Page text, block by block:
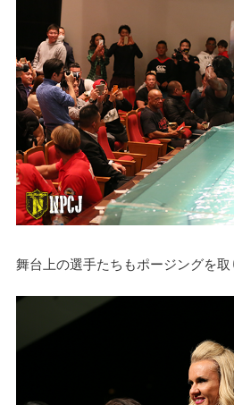
舞台上の選手たちもポージングを取